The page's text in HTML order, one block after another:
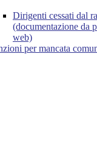
Dirigenti cessati dal
(documentazione da
web)
per mancata